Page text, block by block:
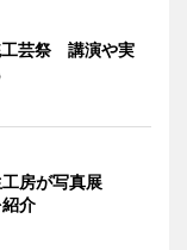
工芸祭 講演や実
工房が写真展
紹介